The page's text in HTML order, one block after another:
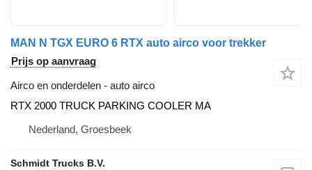
MAN N TGX EURO 6 RTX auto airco voor trekker
Prijs op aanvraag
Airco en onderdelen - auto airco
RTX 2000 TRUCK PARKING COOLER MA
Nederland, Groesbeek
Schmidt Trucks B.V.